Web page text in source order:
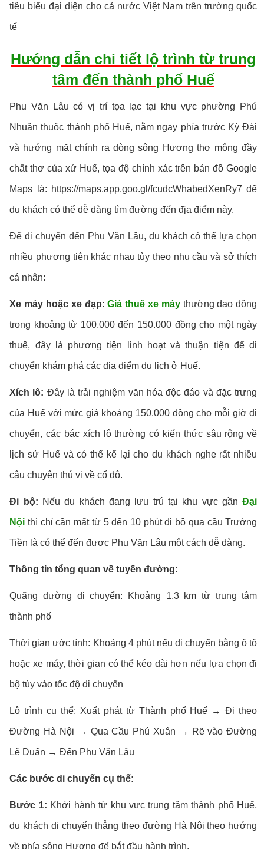
tiêu biểu đại diện cho cả nước Việt Nam trên trường quốc
tế
Hướng dẫn chi tiết lộ trình từ trung
tâm đến thành phố Huế
Phu Văn Lâu có vị trí tọa lạc tại khu vực phường Phú
Nhuận thuộc thành phố Huế, nằm ngay phía trước Kỳ Đài
và hướng mặt chính ra dòng sông Hương thơ mộng đầy
chất thơ của xứ Huế, tọa độ chính xác trên bản đồ Google
Maps là: https://maps.app.goo.gl/fcudcWhabedXenRy7 để
du khách có thể dễ dàng tìm đường đến địa điểm này.
Để di chuyển đến Phu Văn Lâu, du khách có thể lựa chọn
nhiều phương tiện khác nhau tùy theo nhu cầu và sở thích
cá nhân:
Xe máy hoặc xe đạp: Giá thuê xe máythường dao động
trong khoảng từ 100.000 đến 150.000 đồng cho một ngày
thuê, đây là phương tiện linh hoạt và thuận tiện để di
chuyển khám phá các địa điểm du lịch ở Huế.
Xích lô: Đây là trải nghiệm văn hóa độc đáo và đặc trưng
của Huế với mức giá khoảng 150.000 đồng cho mỗi giờ di
chuyển, các bác xích lô thường có kiến thức sâu rộng về
lịch sử Huế và có thể kể lại cho du khách nghe rất nhiều
câu chuyện thú vị về cố đô.
Đi bộ: Nếu du khách đang lưu trú tại khu vực gầnĐại
Nội thì chỉ cần mất từ 5 đến 10 phút đi bộ qua cầu Trường
Tiền là có thể đến được Phu Văn Lâu một cách dễ dàng.
Thông tin tổng quan về tuyến đường:
Quãng đường di chuyển: Khoảng 1,3 km từ trung tâm
thành phố
Thời gian ước tính: Khoảng 4 phút nếu di chuyển bằng ô tô
hoặc xe máy, thời gian có thể kéo dài hơn nếu lựa chọn đi
bộ tùy vào tốc độ di chuyển
Lộ trình cụ thể: Xuất phát từ Thành phố Huế → Đi theo
Đường Hà Nội → Qua Cầu Phú Xuân → Rẽ vào Đường
Lê Duẩn → Đến Phu Văn Lâu
Các bước di chuyển cụ thể:
Bước 1: Khởi hành từ khu vực trung tâm thành phố Huế,
du khách di chuyển thẳng theo đường Hà Nội theo hướng
về phía sông Hương để bắt đầu hành trình.